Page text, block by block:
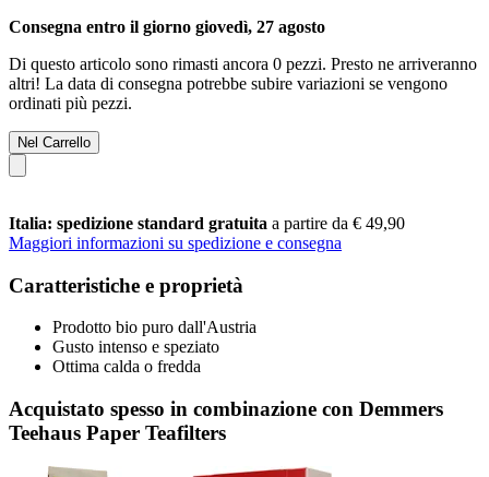
Consegna entro il giorno giovedì, 27 agosto
Di questo articolo sono rimasti ancora 0 pezzi. Presto ne arriveranno
altri! La data di consegna potrebbe subire variazioni se vengono
ordinati più pezzi.
Nel Carrello
Italia: spedizione standard gratuita a partire da € 49,90
Maggiori informazioni su spedizione e consegna
Caratteristiche e proprietà
Prodotto bio puro dall'Austria
Gusto intenso e speziato
Ottima calda o fredda
Acquistato spesso in combinazione con Demmers
Teehaus Paper Teafilters